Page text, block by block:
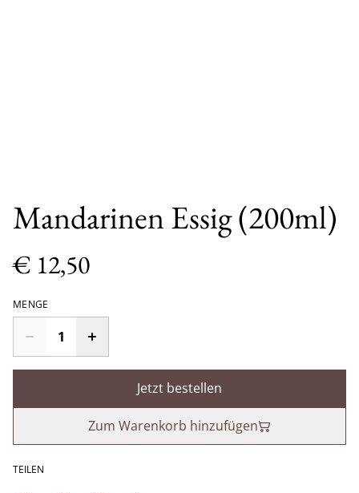
Mandarinen Essig (200ml)
€ 12,50
MENGE
Jetzt bestellen
Zum Warenkorb hinzufügen
TEILEN